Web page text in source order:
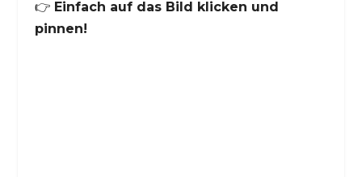
👉 Einfach auf das Bild klicken und
pinnen!